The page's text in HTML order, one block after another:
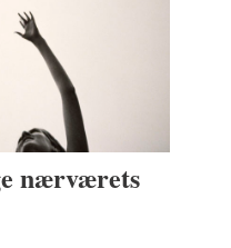
nærværets